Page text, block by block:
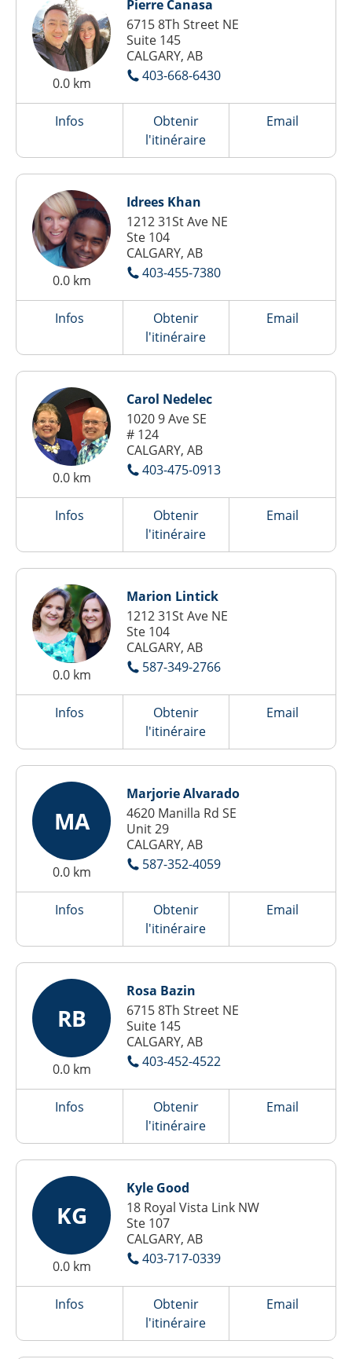
0.0 km
Pierre Canasa
6715 8Th Street NE
Suite 145
CALGARY, AB
403-668-6430
Infos
Obtenir
l'itinéraire
Email
0.0 km
Idrees Khan
1212 31St Ave NE
Ste 104
CALGARY, AB
403-455-7380
Infos
Obtenir
l'itinéraire
Email
0.0 km
Carol Nedelec
1020 9 Ave SE
# 124
CALGARY, AB
403-475-0913
Infos
Obtenir
l'itinéraire
Email
0.0 km
Marion Lintick
1212 31St Ave NE
Ste 104
CALGARY, AB
587-349-2766
Infos
Obtenir
l'itinéraire
Email
MA
0.0 km
Marjorie Alvarado
4620 Manilla Rd SE
Unit 29
CALGARY, AB
587-352-4059
Infos
Obtenir
l'itinéraire
Email
RB
0.0 km
Rosa Bazin
6715 8Th Street NE
Suite 145
CALGARY, AB
403-452-4522
Infos
Obtenir
l'itinéraire
Email
KG
0.0 km
Kyle Good
18 Royal Vista Link NW
Ste 107
CALGARY, AB
403-717-0339
Infos
Obtenir
l'itinéraire
Email